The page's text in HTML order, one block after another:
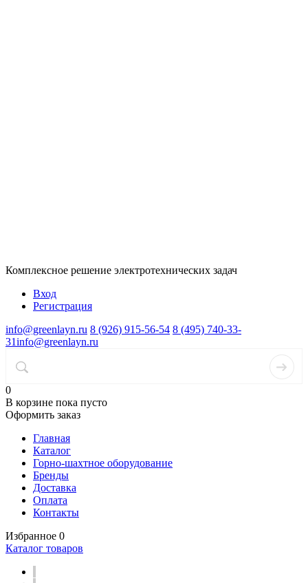
Комплексное решение электротехнических задач
Вход
Регистрация
info@greenlayn.ru 8 (926) 915-56-54 8 (495) 740-33-
31info@greenlayn.ru
0
В корзине пока пусто
Оформить заказ
Главная
Каталог
Горно-шахтное оборудование
Бренды
Доставка
Оплата
Контакты
Избранное 0
Каталог товаров